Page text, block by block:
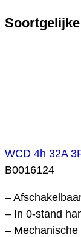
WCD 4h 32A
B0016124
–
– In 0-stand
–